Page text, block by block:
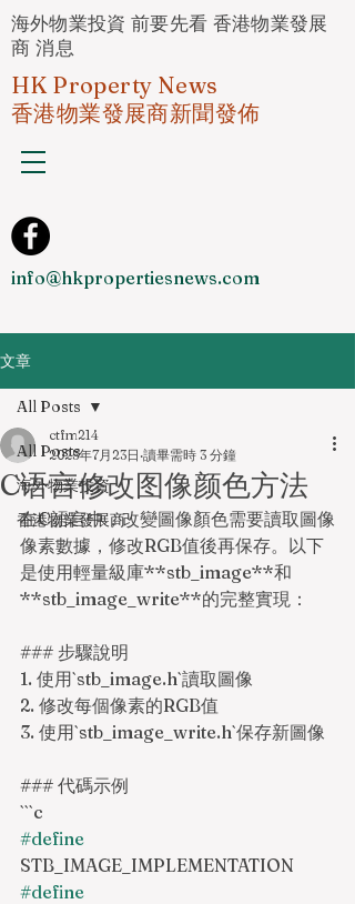
海外物業投資 前要先看 香港物業發展
商 消息
HK Property News
香港物業發展商新聞發佈
info@hkpropertiesnews.com
文章
All Posts
海外物業投資
香港物業發展商
All Posts
C语言修改图像颜色方法
ctfm214
2025年7月23日 讀畢需時 3 分鐘
在C語言中，改變圖像顏色需要讀取圖像
像素數據，修改RGB值後再保存。以下
是使用輕量級庫**stb_image**和
**stb_image_write**的完整實現：
### 步驟說明
1. 使用`stb_image.h`讀取圖像
2. 修改每個像素的RGB值
3. 使用`stb_image_write.h`保存新圖像
### 代碼示例
```c
#define
STB_IMAGE_IMPLEMENTATION
#define